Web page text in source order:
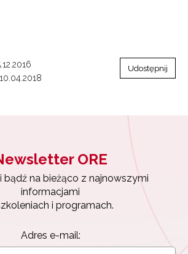
Udostępnij
ORE
bądź na bieżąco z najnowszymi
informacjami
i programach.
Adres e-mail: